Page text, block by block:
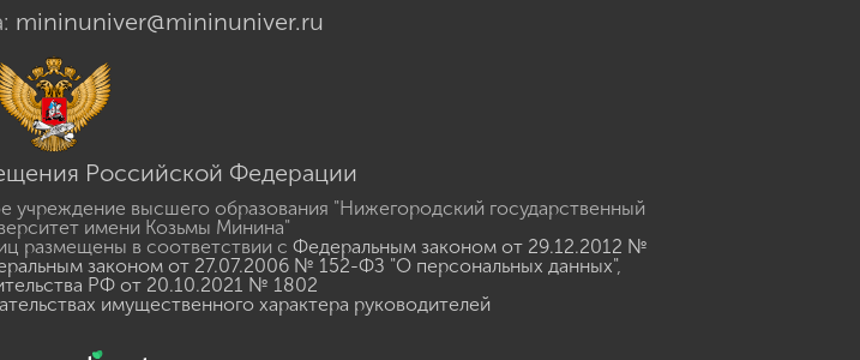
mininuniver@mininuniver.ru
Российской Федерации
учреждение высшего образования "Нижегородский государственный
имени Козьмы Минина"
размещены в соответствии с Федеральным законом от 29.12.2012 №
законом от 27.07.2006 № 152-ФЗ "О персональных данных",
РФ от 20.10.2021 № 1802
имущественного характера руководителей